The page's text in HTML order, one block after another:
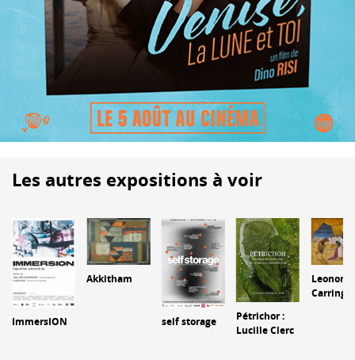
Les autres expositions à voir
ImmersION
Akkitham
self storage
Pétrichor :
Lucille Clerc
Leonora